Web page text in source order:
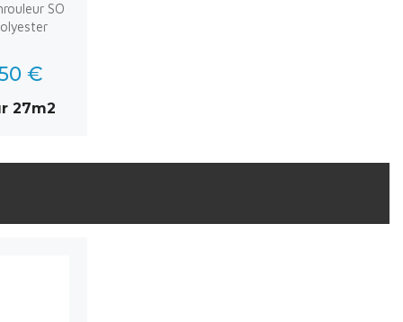
SO
€
27m2